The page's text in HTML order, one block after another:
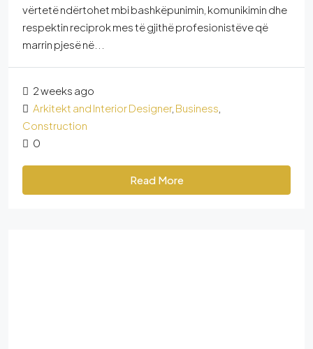
vërtetë ndërtohet mbi bashkëpunimin, komunikimin dhe
respektin reciprok mes të gjithë profesionistëve që
marrin pjesë në...
2 weeks ago
Arkitekt and Interior Designer, Business
Construction
0
Read More